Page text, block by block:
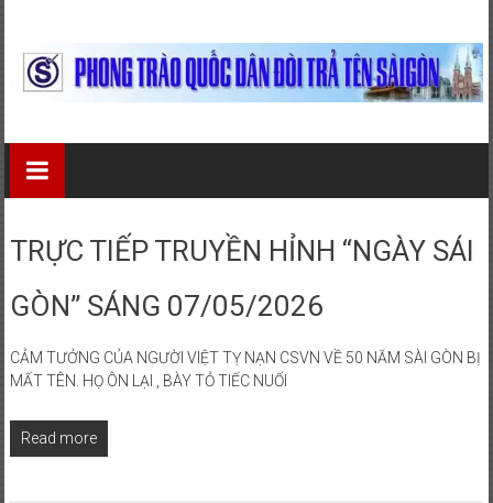
content
Phong
Trào
Dân
Đòi
Trả
Tên
Sài
TRỰC TIẾP TRUYỀN HỈNH “NGÀY SÁI
GÒN” SÁNG 07/05/2026
CẢM TƯỞNG CỦA NGƯỜI VIỆT TỴ NẠN CSVN VỀ 50 NĂM SÀI GÒN BỊ
MẤT TÊN. HỌ ÔN LẠI , BÀY TỎ TIẾC NUỐI
Read more